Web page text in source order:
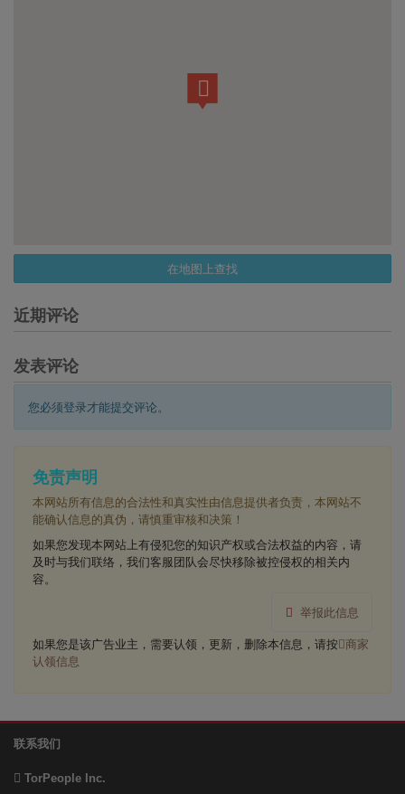
在地图上查找
近期评论
发表评论
您必须登录才能提交评论。
免责声明
本网站所有信息的合法性和真实性由信息提供者负责，本网站不
能确认信息的真伪，请慎重审核和决策！
如果您发现本网站上有侵犯您的知识产权或合法权益的内容，请
及时与我们联络，我们客服团队会尽快移除被控侵权的相关内
容。
举报此信息
如果您是该广告业主，需要认领，更新，删除本信息，请按 商家
认领信息
联系我们
TorPeople Inc.